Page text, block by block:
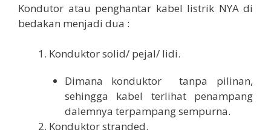
Kondutor atau penghantar kabel listrik NYA di
bedakan menjadi dua :
Konduktor solid/ pejal/ lidi.
Dimana konduktor tanpa pilinan,
sehingga kabel terlihat penampang
dalemnya terpampang sempurna.
Konduktor stranded.